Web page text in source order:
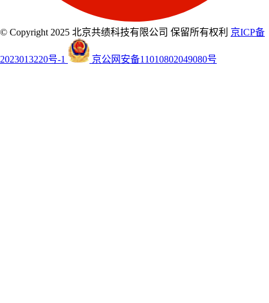
© Copyright 2025 北京共绩科技有限公司 保留所有权利 京ICP备
2023013220号-1 京公网安备11010802049080号